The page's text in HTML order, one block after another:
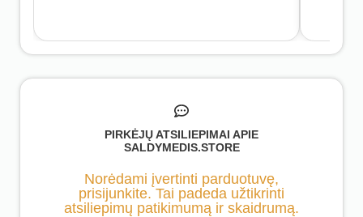
PIRKĖJŲ ATSILIEPIMAI APIE
SALDYMEDIS.STORE
Norėdami įvertinti parduotuvę,
prisijunkite. Tai padeda užtikrinti
atsiliepimų patikimumą ir skaidrumą.